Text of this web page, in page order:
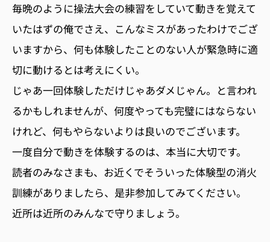
毎晩のように操法大会の練習をしていて動きを覚えて
いたはずの俺でさえ、こんなミスがあったわけでござ
いますから、何も体験したことのない人が緊急時に適
切に動けるとは考えにくい。
じゃあ一回体験しただけじゃあダメじゃん。と言われ
るかもしれませんが、何度やっても完璧にはならない
けれど、何もやらないよりは良いのでございます。
一度自分で動きを体験するのは、本当に大切です。
読者のみなさまも、お近くでそういった体験型の消火
訓練がありましたら、是非参加してみてください。
近所は近所のみんなで守りましょう。